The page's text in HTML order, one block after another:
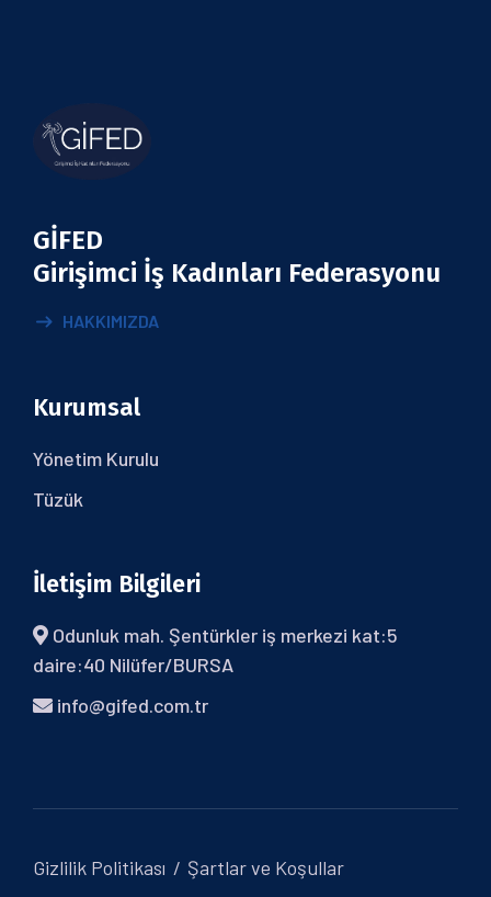
GİFED
Girişimci İş Kadınları Federasyonu
HAKKIMIZDA
Kurumsal
Yönetim Kurulu
Tüzük
İletişim Bilgileri
Odunluk mah. Şentürkler iş merkezi kat:5
daire:40 Nilüfer/BURSA
info@gifed.com.tr
Gizlilik Politikası Şartlar ve Koşullar